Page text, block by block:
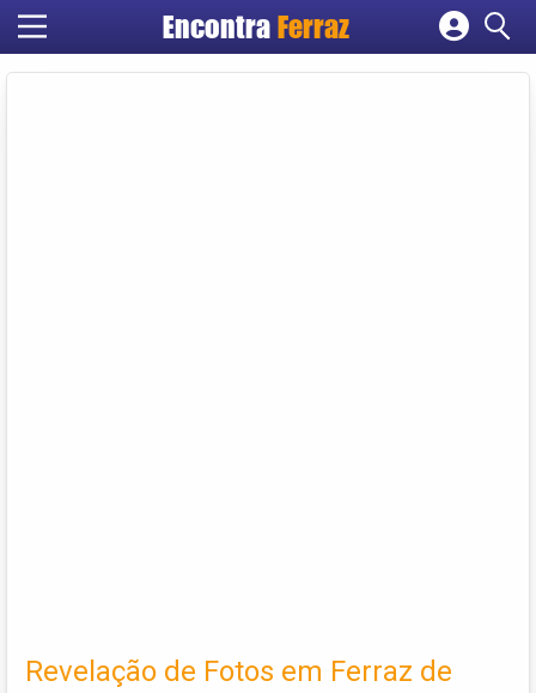
Encontra Ferraz
Cadastrar empresa
Revelação de Fotos em Ferraz de